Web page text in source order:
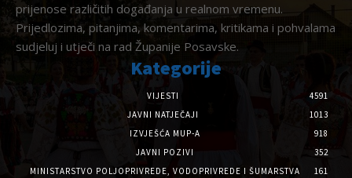
prijenose različitih događanja u realnom vremenu.
Prijedlozima, pitanjima, komentarima, kritikama i pohvalama
sudjeluj i utječi na rad Županije Posavske.
Kategorije
VIJESTI
4591
JAVNI NATJEČAJI
1013
IZVJEŠĆA MUP-A
918
JAVNI POZIVI
352
MINISTARSTVO POLJOPRIVREDE, VODOPRIVREDE I ŠUMARSTVA
161